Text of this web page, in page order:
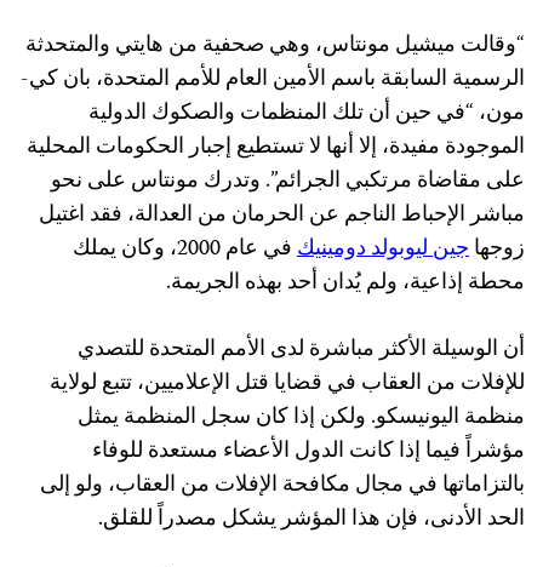
“وقالت ميشيل مونتاس، وهي صحفية من هايتي والمتحدثة
الرسمية السابقة باسم الأمين العام للأمم المتحدة، بان كي-
مون، “في حين أن تلك المنظمات والصكوك الدولية
الموجودة مفيدة، إلا أنها لا تستطيع إجبار الحكومات المحلية
على مقاضاة مرتكبي الجرائم”. وتدرك مونتاس على نحو
مباشر الإحباط الناجم عن الحرمان من العدالة، فقد اغتيل
زوجهاجين ليوبولد دومينيك
في عام 2000، وكان يملك
محطة إذاعية، ولم يُدان أحد بهذه الجريمة.
أن الوسيلة الأكثر مباشرة لدى الأمم المتحدة للتصدي
للإفلات من العقاب في قضايا قتل الإعلاميين، تتبع لولاية
منظمة اليونيسكو. ولكن إذا كان سجل المنظمة يمثل
مؤشراً فيما إذا كانت الدول الأعضاء مستعدة للوفاء
بالتزاماتها في مجال مكافحة الإفلات من العقاب، ولو إلى
الحد الأدنى، فإن هذا المؤشر يشكل مصدراً للقلق.